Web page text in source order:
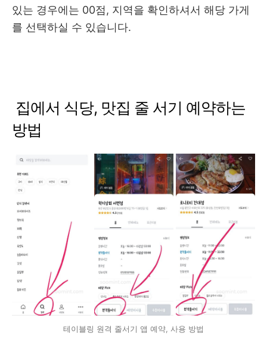
있는 경우에는 00점, 지역을 확인하셔서 해당 가게
를 선택하실 수 있습니다.
집에서 식당, 맛집 줄 서기 예약하는
방법
테이블링 원격 줄서기 앱 예약, 사용 방법